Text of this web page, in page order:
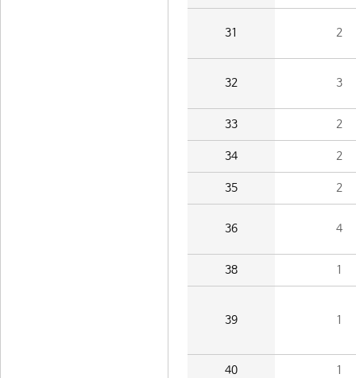
31 2
32 3
33 2
34 2
35 2
36 4
38 1
39 1
40 1